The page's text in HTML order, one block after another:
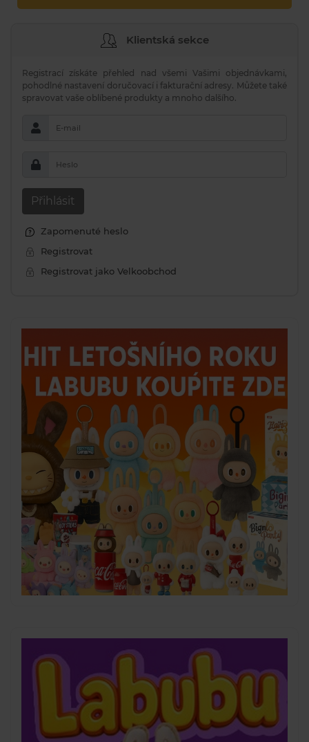
Klientská sekce
Registrací získáte přehled nad všemi Vašimi objednávkami,
pohodlné nastavení doručovací i fakturační adresy. Můžete také
spravovat vaše oblíbené produkty a mnoho dalšího.
E-mail
Heslo
Přihlásit
Zapomenuté heslo
Registrovat
Registrovat jako Velkoobchod